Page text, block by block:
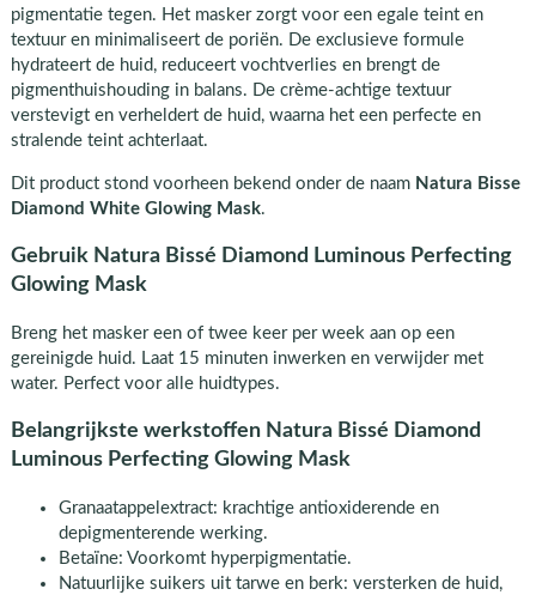
pigmentatie tegen. Het masker zorgt voor een egale teint en
textuur en minimaliseert de poriën. De exclusieve formule
hydrateert de huid, reduceert vochtverlies en brengt de
pigmenthuishouding in balans. De crème-achtige textuur
verstevigt en verheldert de huid, waarna het een perfecte en
stralende teint achterlaat.
Dit product stond voorheen bekend onder de naam Natura Bisse
Diamond White Glowing Mask.
Gebruik Natura Bissé Diamond Luminous Perfecting
Glowing Mask
Breng het masker een of twee keer per week aan op een
gereinigde huid. Laat 15 minuten inwerken en verwijder met
water. Perfect voor alle huidtypes.
Belangrijkste werkstoffen Natura Bissé Diamond
Luminous Perfecting Glowing Mask
Granaatappelextract: krachtige antioxiderende en
depigmenterende werking.
Betaïne: Voorkomt hyperpigmentatie.
Natuurlijke suikers uit tarwe en berk: versterken de huid,